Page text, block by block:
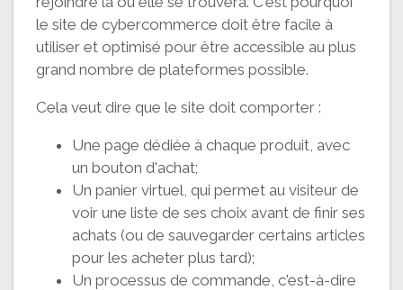
le site de cybercommerce doit être facile à
utiliser et optimisé pour être accessible au plus
grand nombre de plateformes possible.
Cela veut dire que le site doit comporter :
Une page dédiée à chaque produit, avec
un bouton d'achat;
Un panier virtuel, qui permet au visiteur de
voir une liste de ses choix avant de finir ses
achats (ou de sauvegarder certains articles
pour les acheter plus tard);
Un processus de commande, c'est-à-dire